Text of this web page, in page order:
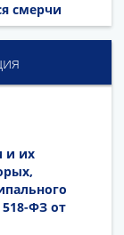
смерчи
и их
ФЗ от